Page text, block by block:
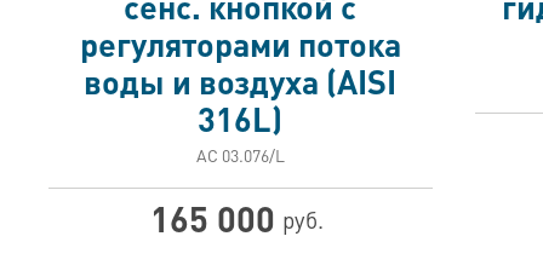
регуляторами потока
воды и воздуха (AISI
316L)
АС 03.076/L
165 000 руб.